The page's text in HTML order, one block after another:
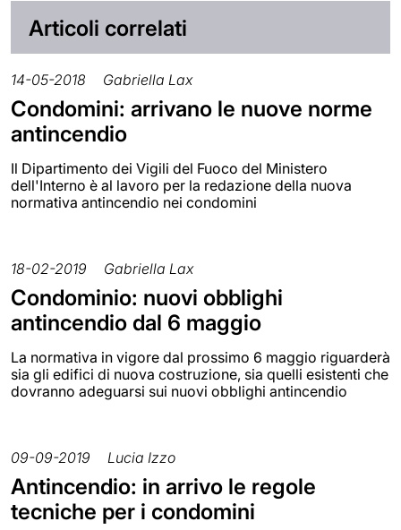
Articoli correlati
14-05-2018 Gabriella Lax
Condomini: arrivano le nuove norme
antincendio
Il Dipartimento dei Vigili del Fuoco del Ministero
dell'Interno è al lavoro per la redazione della nuova
normativa antincendio nei condomini
18-02-2019 Gabriella Lax
Condominio: nuovi obblighi
antincendio dal 6 maggio
La normativa in vigore dal prossimo 6 maggio riguarderà
sia gli edifici di nuova costruzione, sia quelli esistenti che
dovranno adeguarsi sui nuovi obblighi antincendio
09-09-2019 Lucia Izzo
Antincendio: in arrivo le regole
tecniche per i condomini